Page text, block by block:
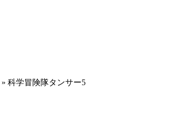
» 科学冒険隊タンサー5